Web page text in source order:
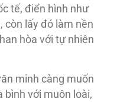
tế, điển hình như
còn lấy đó làm nền
hòa với tự nhiên
minh càng muốn
bình với muôn loài,